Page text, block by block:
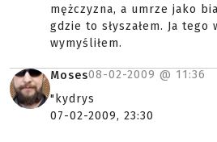
mężczyzna, a umrze jako
gdzie to słyszałem. Ja tego
wymyśliłem.
Moses08-02-2009 @ 11:36
"kydrys
07-02-2009, 23:30